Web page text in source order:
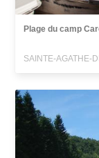
Plage du camp
SAINTE-AGATHE-